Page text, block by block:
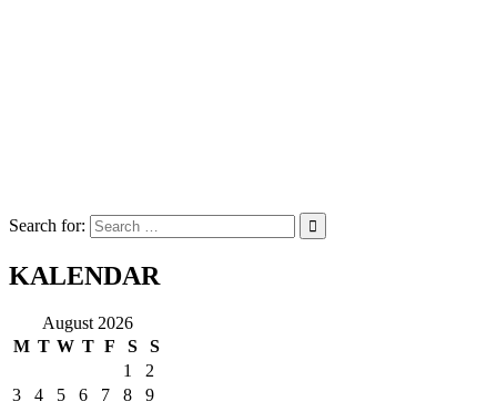
Search for:
KALENDAR
August 2026
M T W T F S
S
1
2
3
4 5 6 7 8
9